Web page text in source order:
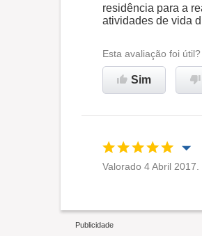
Ambiente de
Recomenda
residência para a
atividades de vida
Esta avaliação foi útil?
Sim
Ambiente de
Valorado 4 Abril